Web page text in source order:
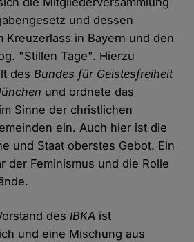
und dessen
Kreuzerlass in Bayern und den
"Stillen Tage". Hierzu
desBundes für Geistesfreiheit
und ordnete das
Sinne der christlichen
ein. Auch hier ist die
und Staat oberstes Gebot. Ein
der Feminismus und die Rolle
desIBKA ist
und eine Mischung aus